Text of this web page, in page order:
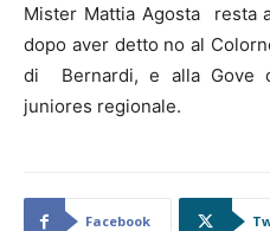
Mister Mattia Agosta resta
dopo aver detto no al
di Bernardi, e alla Gove
juniores regionale.
Facebook